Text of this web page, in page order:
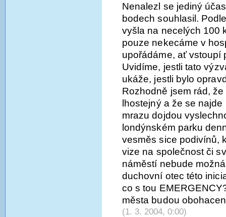
Nenalezl se jediný
bodech souhlasil.
vyšla na necelých 100
pouze nekecáme v
upořádáme, ať vstoupí
Uvidíme, jestli tato
ukáže, jestli bylo
Rozhodně jsem rád,
lhostejný a že se
mrazu dojdou
londýnském parku
vesměs sice podivínů,
vize na společnost či
náměstí nebude
duchovní otec této
co s tou
města budou
(1. 3. 2004, 0:00)